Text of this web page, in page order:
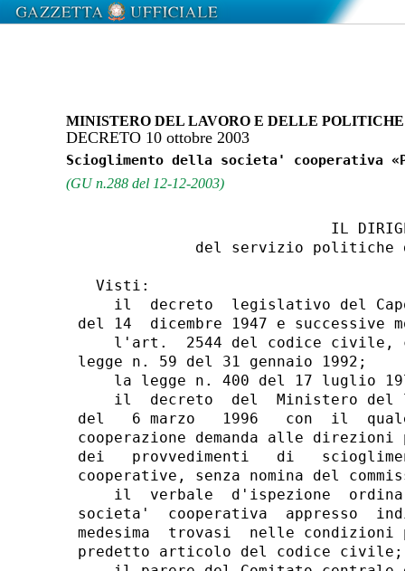
MINISTERO DEL LAVORO E DELLE
DECRETO 10 ottobre 2003
(GU n.288 del 12-12-2003)
IL
del servizio politiche
  Visti:
il  decreto  legislativo del
del 14  dicembre 1947 e
l'art.  2544 del codice civile,
legge n. 59 del 31 gennaio 1992;
la legge n. 400 del 17 luglio
il  decreto  del  Ministero del
del   6 marzo   1996   con  il
cooperazione demanda alle
dei   provvedimenti   di
cooperative, senza nomina del
il  verbale  d'ispezione
societa'  cooperativa  appresso
medesima  trovasi  nelle
predetto articolo del codice civile;